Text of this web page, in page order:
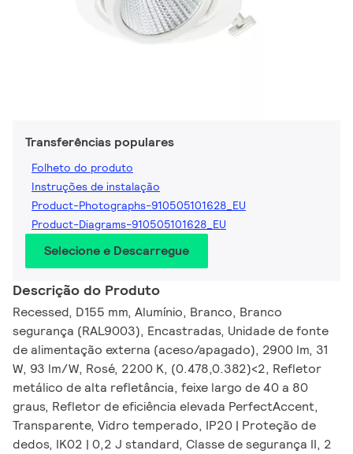
Transferências populares
Folheto do produto
Instruções de instalação
Product-Photographs-910505101628_EU
Product-Diagrams-910505101628_EU
Selecione e Descarregue
Descrição do Produto
Recessed, D155 mm, Alumínio, Branco, Branco
segurança (RAL9003), Encastradas, Unidade de fonte
de alimentação externa (aceso/apagado), 2900 lm, 31
W, 93 lm/W, Rosé, 2200 K, (0.478,0.382)<2, Refletor
metálico de alta refletância, feixe largo de 40 a 80
graus, Refletor de eficiência elevada PerfectAccent,
Transparente, Vidro temperado, IP20 | Proteção de
dedos, IK02 | 0,2 J standard, Classe de segurança II, 2